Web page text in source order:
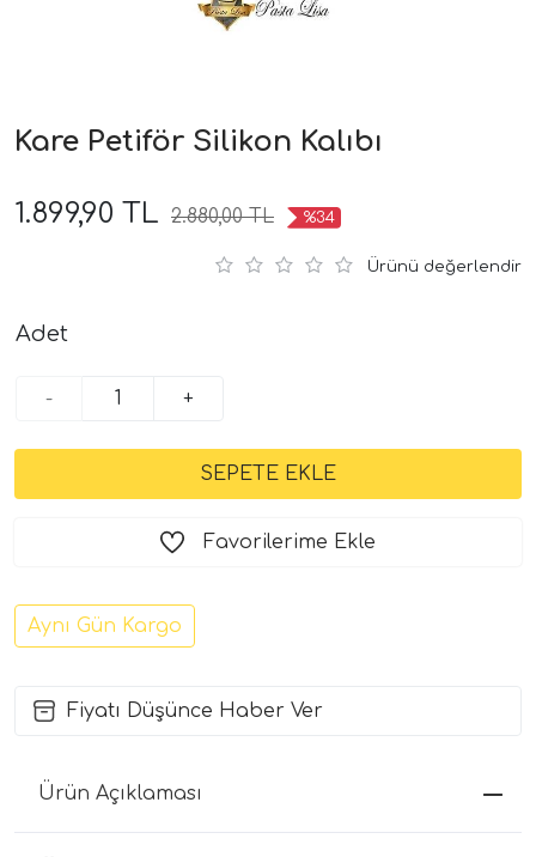
Kare Petiför Silikon Kalıbı
1.899,90 TL 2.880,00 TL %34
Ürünü değerlendir
Adet
- +
Favorilerime Ekle
Aynı Gün Kargo
Fiyatı Düşünce Haber Ver
Ürün Açıklaması